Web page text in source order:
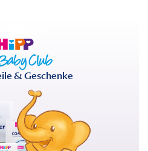
& Geschenke